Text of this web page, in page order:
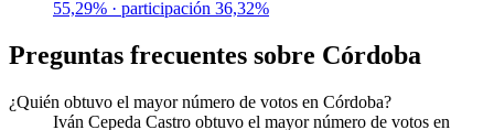
55,29% · participación 36,32%
Preguntas frecuentes sobre Córdoba
¿Quién obtuvo el mayor número de votos en Córdoba?
Iván Cepeda Castro obtuvo el mayor número de votos en